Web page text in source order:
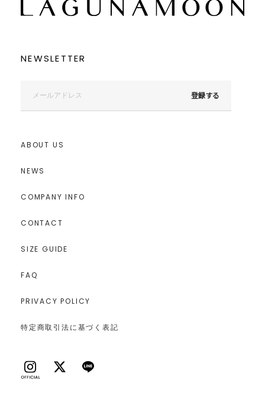
NEWSLETTER
登録する
ABOUT US
NEWS
COMPANY INFO
CONTACT
SIZE GUIDE
FAQ
PRIVACY POLICY
特定商取引法に基づく表記